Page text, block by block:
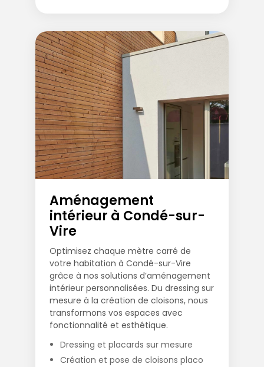
Aménagement
intérieur à Condé-sur-
Vire
Optimisez chaque mètre carré de
votre habitation à Condé-sur-Vire
grâce à nos solutions d’aménagement
intérieur personnalisées. Du dressing sur
mesure à la création de cloisons, nous
transformons vos espaces avec
fonctionnalité et esthétique.
Dressing et placards sur mesure
Création et pose de cloisons placo